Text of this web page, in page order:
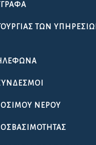
ΤΩΝ
ΝΕΡΟΎ